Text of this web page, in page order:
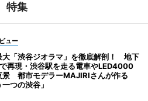
特集
ュー
大「渋谷ジオラマ」を徹底解剖！ 地下
再現・渋谷駅を走る電車やLED4000
景 都市モデラーMAJIRIさんが作る
一つの渋谷」